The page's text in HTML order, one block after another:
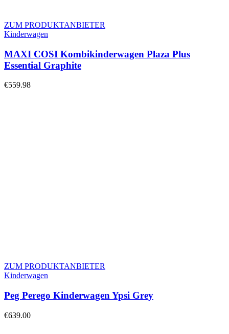
ZUM PRODUKTANBIETER
Kinderwagen
MAXI COSI Kombikinderwagen Plaza Plus
Essential Graphite
€559.98
ZUM PRODUKTANBIETER
Kinderwagen
Peg Perego Kinderwagen Ypsi Grey
€639.00